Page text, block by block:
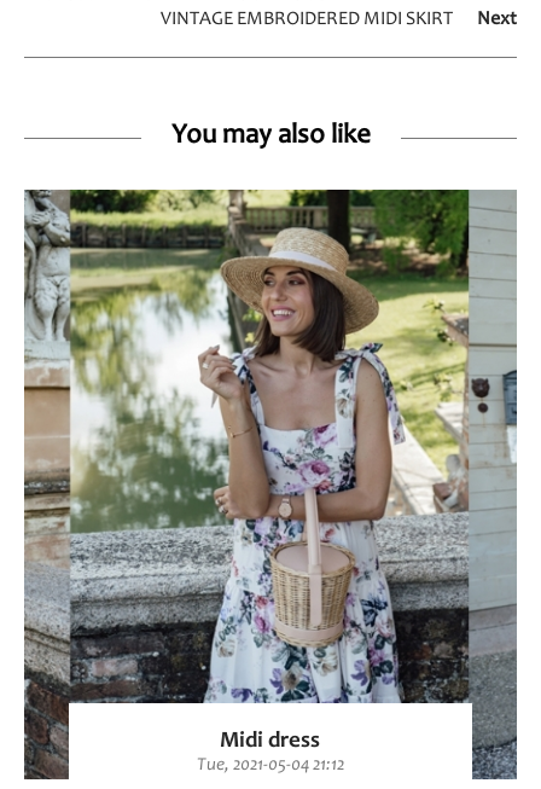
Next
VINTAGE EMBROIDERED MIDI SKIRT
You may also like
Midi dress
Tue, 2021-05-04 21:12